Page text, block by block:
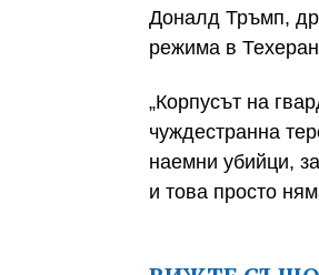
Доналд Тръмп,
режима в
„Корпусът на
чуждестранна
наемни убийци,
и това просто